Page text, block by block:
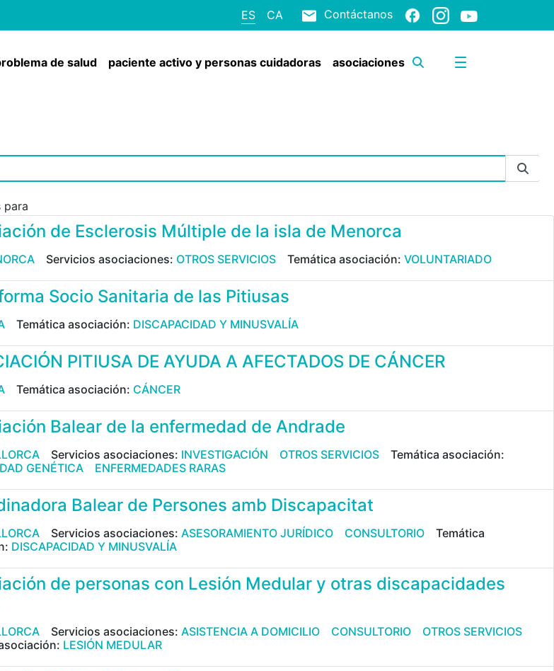
ES CA Contáctanos
de salud paciente activo y personas cuidadoras asociaciones
para
de Esclerosis Múltiple de la isla de Menorca
Servicios asociaciones: OTROS SERVICIOS Temática asociación: VOLUNTARIADO
Socio Sanitaria de las Pitiusas
Temática asociación: DISCAPACIDAD Y MINUSVALÍA
PITIUSA DE AYUDA A AFECTADOS DE CÁNCER
Temática asociación: CÁNCER
Balear de la enfermedad de Andrade
Servicios asociaciones: INVESTIGACIÓN OTROS SERVICIOS
Temática asociación:
GENÉTICA
ENFERMEDADES RARAS
Balear de Persones amb Discapacitat
Servicios asociaciones: ASESORAMIENTO JURÍDICO CONSULTORIO
Temática
DISCAPACIDAD Y MINUSVALÍA
de personas con Lesión Medular y otras discapacidades
Servicios asociaciones: ASISTENCIA A DOMICILIO CONSULTORIO
OTROS SERVICIOS
LESIÓN MEDULAR